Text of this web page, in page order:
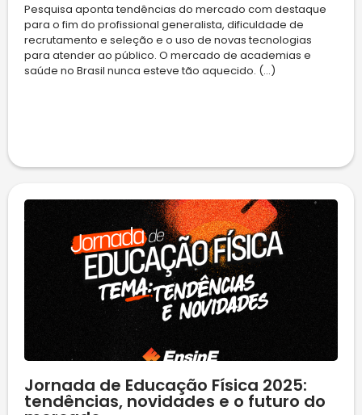
Pesquisa aponta tendências do mercado com destaque
para o fim do profissional generalista, dificuldade de
recrutamento e seleção e o uso de novas tecnologias
para atender ao público. O mercado de academias e
saúde no Brasil nunca esteve tão aquecido. (...)
Jornada de Educação Física 2025:
tendências, novidades e o futuro do